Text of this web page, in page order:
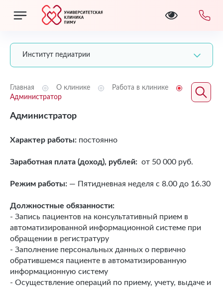
Институт педиатрии
Главная О клинике
Работа в клинике
Администратор
Администратор
Характер работы: постоянно
Заработная плата (доход), рублей: от 50 000 руб.
Режим работы: — Пятидневная неделя с 8.00 до 16.30
Должностные обязанности:
- Запись пациентов на консультативный прием в
автоматизированной информационной системе при
обращении в регистратуру
- Заполнение персональных данных о первично
обратившемся пациенте в автоматизированную
информационную систему
- Осуществление операций по приему, учету, выдаче и